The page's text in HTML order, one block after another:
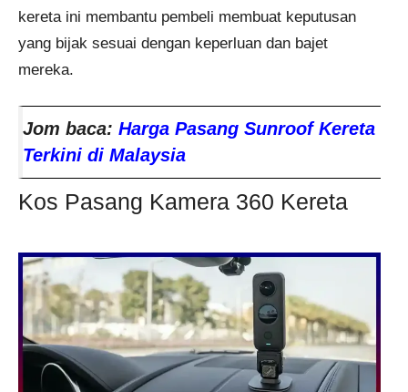
kereta ini membantu pembeli membuat keputusan
yang bijak sesuai dengan keperluan dan bajet
mereka.
Jom baca: Harga Pasang Sunroof Kereta
Terkini di Malaysia
Kos Pasang Kamera 360 Kereta